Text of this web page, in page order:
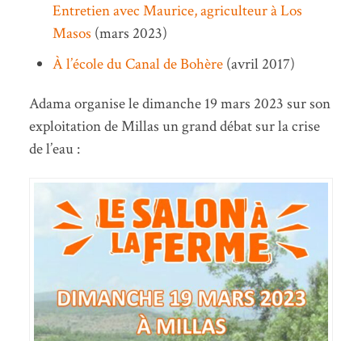
Entretien avec Maurice, agriculteur à Los
Masos (mars 2023)
À l’école du Canal de Bohère(avril 2017)
Adama organise le dimanche 19 mars 2023 sur son
exploitation de Millas un grand débat sur la crise
de l’eau :